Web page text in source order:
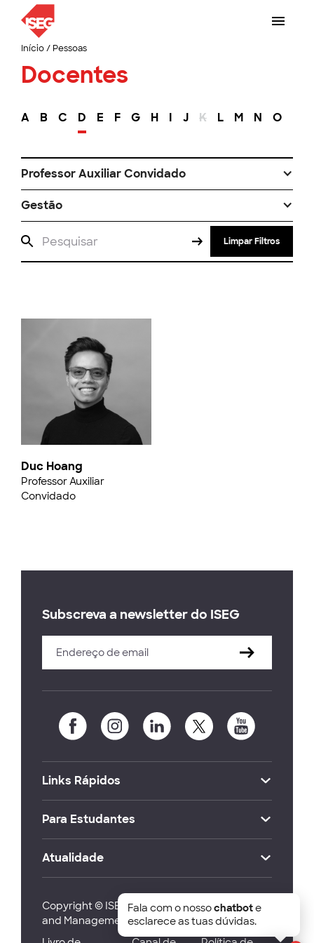
Início/ Pessoas
Docentes
A B C D E F G H I J K L M N O
Professor Auxiliar Convidado
Gestão
Limpar Filtros
Duc Hoang
Professor Auxiliar
Convidado
Subscreva a newsletter do ISEG
Links Rápidos
Para Estudantes
Atualidade
Copyright © ISEG Lisbon School of Economics
and Management 2026
Fala com o nossochatbote
esclarece as tuas dúvidas.